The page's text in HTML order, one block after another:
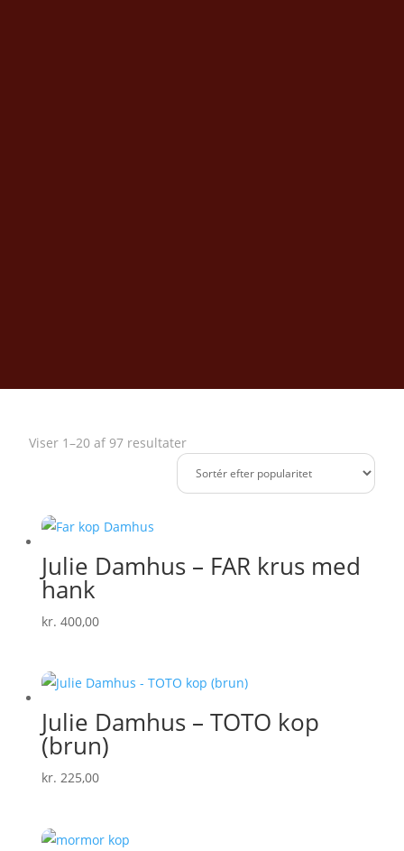
Viser 1–20 af 97 resultaterSorteret
popularitet
Julie Damhus – FAR krus med
hank
kr. 400,00
Julie Damhus – TOTO kop
(brun)
kr. 225,00